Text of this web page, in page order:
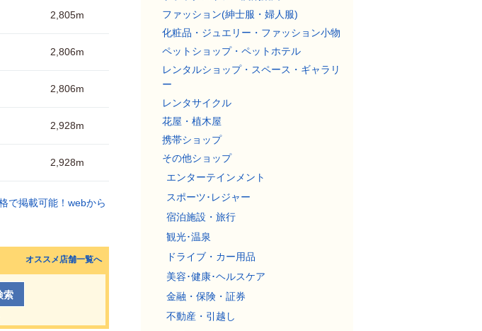
2,805m
2,806m
2,806m
2,928m
2,928m
オススメ店舗一覧へ
ファッション(紳士服・婦人服)
化粧品・ジュエリー・ファッション小物
ペットショップ・ペットホテル
レンタルショップ・スペース・ギャラリ
ー
レンタサイクル
花屋・植木屋
携帯ショップ
その他ショップ
エンターテインメント
スポーツ･レジャー
宿泊施設・旅行
観光･温泉
ドライブ・カー用品
美容･健康･ヘルスケア
金融・保険・証券
不動産・引越し